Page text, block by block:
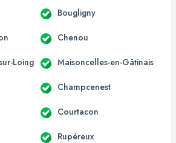
Bougligny
Chenou
Loing Maisoncelles-en-Gâtinais
Champcenest
Courtacon
Rupéreux